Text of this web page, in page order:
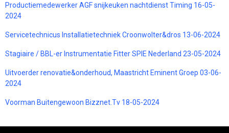
Productiemedewerker AGF snijkeuken nachtdienst Timing 16-05-
2024
Servicetechnicus Installatietechniek Croonwolter&dros 13-06-2024
Stagiaire / BBL-er Instrumentatie Fitter SPIE Nederland 23-05-2024
Uitvoerder renovatie&onderhoud, Maastricht Eminent Groep 03-06-
2024
Voorman Buitengewoon Bizznet.Tv 18-05-2024